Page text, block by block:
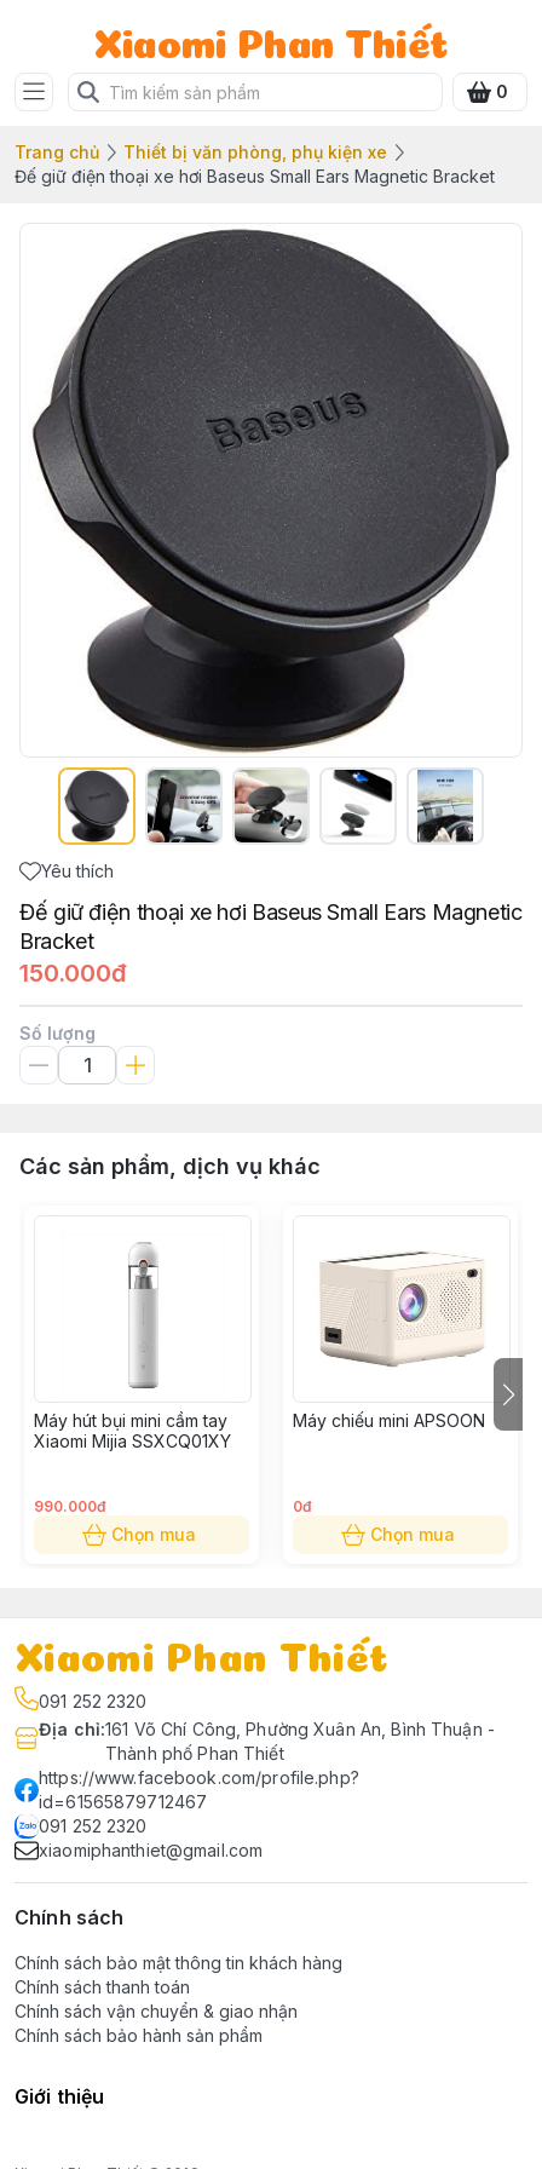
Xiaomi Phan Thiết
0
Trang chủ
Thiết bị văn phòng, phụ kiện xe
Đế giữ điện thoại xe hơi Baseus Small Ears Magnetic Bracket
Yêu thích
Đế giữ điện thoại xe hơi Baseus Small Ears Magnetic
Bracket
150.000đ
Số lượng
Các sản phẩm, dịch vụ khác
Máy hút bụi mini cầm tay
Xiaomi Mijia SSXCQ01XY
990.000đ
Chọn mua
Máy chiếu mini APSOON
0đ
Chọn mua
Xiaomi Phan Thiết
091 252 2320
Địa chỉ:161 Võ Chí Công, Phường Xuân An, Bình Thuận -
Thành phố Phan Thiết
https://www.facebook.com/profile.php?
id=61565879712467
091 252 2320
xiaomiphanthiet@gmail.com
Chính sách
Chính sách bảo mật thông tin khách hàng
Chính sách thanh toán
Chính sách vận chuyển & giao nhận
Chính sách bảo hành sản phẩm
Giới thiệu